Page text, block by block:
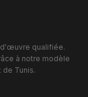
qualifiée.
à notre modèle
de Tunis.